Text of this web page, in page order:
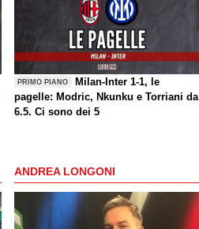
PRIMO PIANO
Milan-Inter 1-1, le
pagelle: Modric, Nkunku e Torriani da
6.5. Ci sono dei 5
ANDREA LONGONI